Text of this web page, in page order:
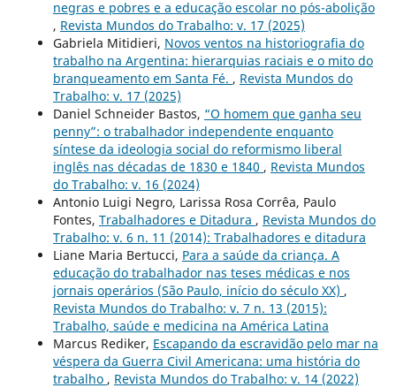
negras e pobres e a educação escolar no pós-abolição
, Revista Mundos do Trabalho: v. 17 (2025)
Gabriela Mitidieri, Novos ventos na historiografia do
trabalho na Argentina: hierarquias raciais e o mito do
branqueamento em Santa Fé. , Revista Mundos do
Trabalho: v. 17 (2025)
Daniel Schneider Bastos, “O homem que ganha seu
penny”: o trabalhador independente enquanto
síntese da ideologia social do reformismo liberal
inglês nas décadas de 1830 e 1840 , Revista Mundos
do Trabalho: v. 16 (2024)
Antonio Luigi Negro, Larissa Rosa Corrêa, Paulo
Fontes, Trabalhadores e Ditadura , Revista Mundos do
Trabalho: v. 6 n. 11 (2014): Trabalhadores e ditadura
Liane Maria Bertucci, Para a saúde da criança. A
educação do trabalhador nas teses médicas e nos
jornais operários (São Paulo, início do século XX) ,
Revista Mundos do Trabalho: v. 7 n. 13 (2015):
Trabalho, saúde e medicina na América Latina
Marcus Rediker, Escapando da escravidão pelo mar na
véspera da Guerra Civil Americana: uma história do
trabalho , Revista Mundos do Trabalho: v. 14 (2022)